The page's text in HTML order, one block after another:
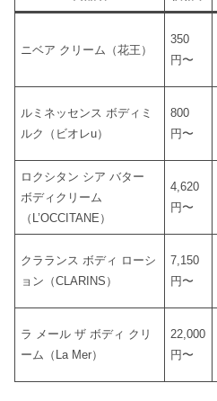
ニベア クリーム（花王）
350
円〜
ルミネッセンス ボディミ
ルク（ビオレu）
800
円〜
ロクシタン シア バター
ボディクリーム
（L’OCCITANE）
4,620
円〜
クラランス ボディ ローシ
ョン（CLARINS）
7,150
円〜
ラ メール ザ ボディ クリ
ーム（La Mer）
22,000
円〜